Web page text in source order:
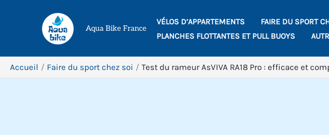
Aqua Bike France
VÉLOS D’APPARTEMENTS FAIRE DU SPORT
PLANCHES FLOTTANTES ET PULL BUOYS
Accueil Faire du sport chez soi Test du rameur AsVIVA RA18 Pro : efficace et